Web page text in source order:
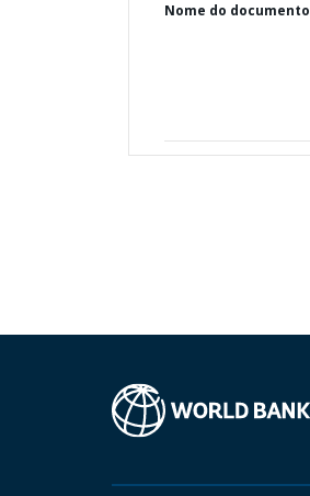
Nome do documento